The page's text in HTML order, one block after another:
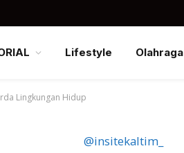
Lifestyle Olahraga
Lingkungan Hidup
@insitekaltim_